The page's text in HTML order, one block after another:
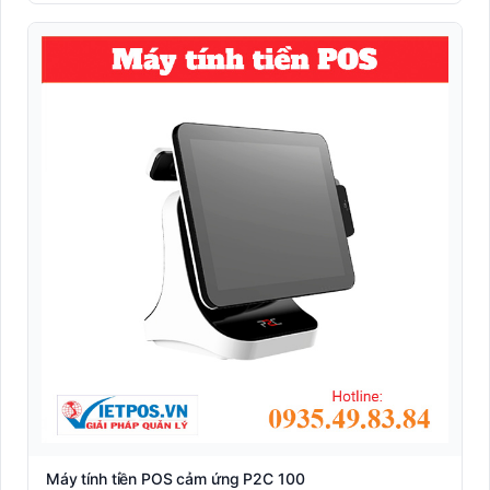
Máy POS Android
Máy POS các mô hình
Máy POS cầm tay
Máy POS hãng Partner
Máy tính tiền Easy POS
Trọn bộ máy tính tiền
Máy tuần tra
Máy tính tiền POS cảm ứng P2C 100